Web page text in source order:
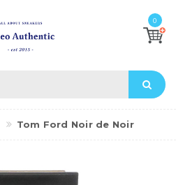
0
Tom Ford Noir de Noir